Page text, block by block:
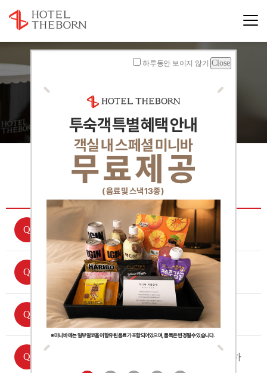
FAQ
FAQ
객실예약 취소 규정은 어떻게 되나요?
조식 시간과 요금은 어떻게 되나요?
체크인, 체크아웃 시간은 어떻게 되나요?
월별 요금및 예약 가능 여부는 어디서 확인 하
하루동안 보이지 않기